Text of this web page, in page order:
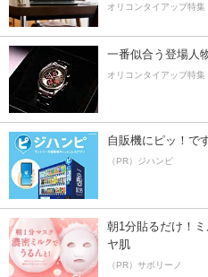
オリコンタイアップ特集
一番似合う登場人
オリコンタイアップ特集
自販機にピッ！で
（PR）ジハンピ
朝1分貼るだけ！
ヤ肌
（PR）サボリーノ